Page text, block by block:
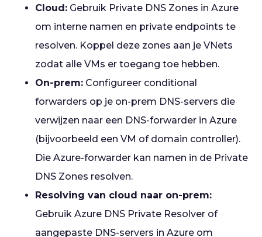
Cloud: Gebruik Private DNS Zones in Azure
om interne namen en private endpoints te
resolven. Koppel deze zones aan je VNets
zodat alle VMs er toegang toe hebben.
On-prem: Configureer conditional
forwarders op je on-prem DNS-servers die
verwijzen naar een DNS-forwarder in Azure
(bijvoorbeeld een VM of domain controller).
Die Azure-forwarder kan namen in de Private
DNS Zones resolven.
Resolving van cloud naar on-prem:
Gebruik Azure DNS Private Resolver of
aangepaste DNS-servers in Azure om